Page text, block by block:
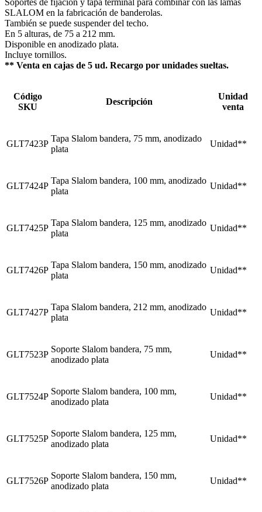
Soportes de fijación y tapa terminal para combinar con las lamas
SLALOM en la fabricación de banderolas.
También se puede suspender del techo.
En 5 alturas, de 75 a 212 mm.
Disponible en anodizado plata.
Incluye tornillos.
** Venta en cajas de 5 ud. Recargo por unidades sueltas.
Código
SKU
Descripción
Unidad
venta
GLT7423P
Tapa Slalom bandera, 75 mm, anodizado
plata
Unidad**
GLT7424P
Tapa Slalom bandera, 100 mm, anodizado
plata
Unidad**
GLT7425P
Tapa Slalom bandera, 125 mm, anodizado
plata
Unidad**
GLT7426P
Tapa Slalom bandera, 150 mm, anodizado
plata
Unidad**
GLT7427P
Tapa Slalom bandera, 212 mm, anodizado
plata
Unidad**
GLT7523P
Soporte Slalom bandera, 75 mm,
anodizado plata
Unidad**
GLT7524P
Soporte Slalom bandera, 100 mm,
anodizado plata
Unidad**
GLT7525P
Soporte Slalom bandera, 125 mm,
anodizado plata
Unidad**
GLT7526P
Soporte Slalom bandera, 150 mm,
anodizado plata
Unidad**